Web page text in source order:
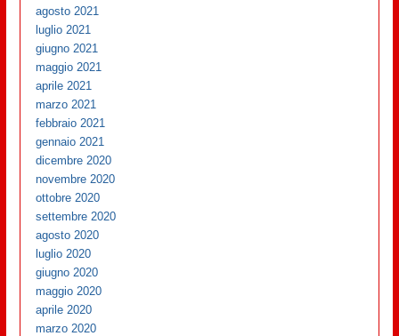
agosto 2021
luglio 2021
giugno 2021
maggio 2021
aprile 2021
marzo 2021
febbraio 2021
gennaio 2021
dicembre 2020
novembre 2020
ottobre 2020
settembre 2020
agosto 2020
luglio 2020
giugno 2020
maggio 2020
aprile 2020
marzo 2020